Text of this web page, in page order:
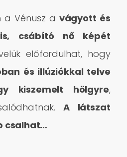
a Vénusz a vágyott és
csábító nő képét
előfordulhat, hogy
és illúziókkal telve
kiszemelt hölgyre,
A látszat
csalhat…